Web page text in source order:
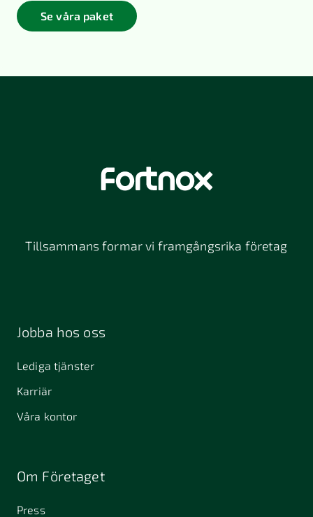
Se våra paket
Tillsammans formar vi framgångsrika företag
Jobba hos oss
Lediga tjänster
Karriär
Våra kontor
Om Företaget
Press